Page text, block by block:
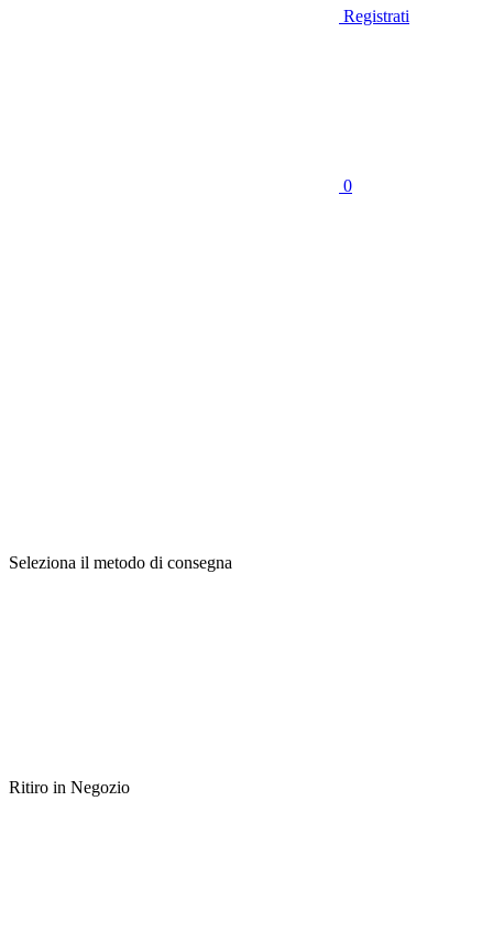
Registrati
0
Seleziona il metodo di consegna
Ritiro in Negozio